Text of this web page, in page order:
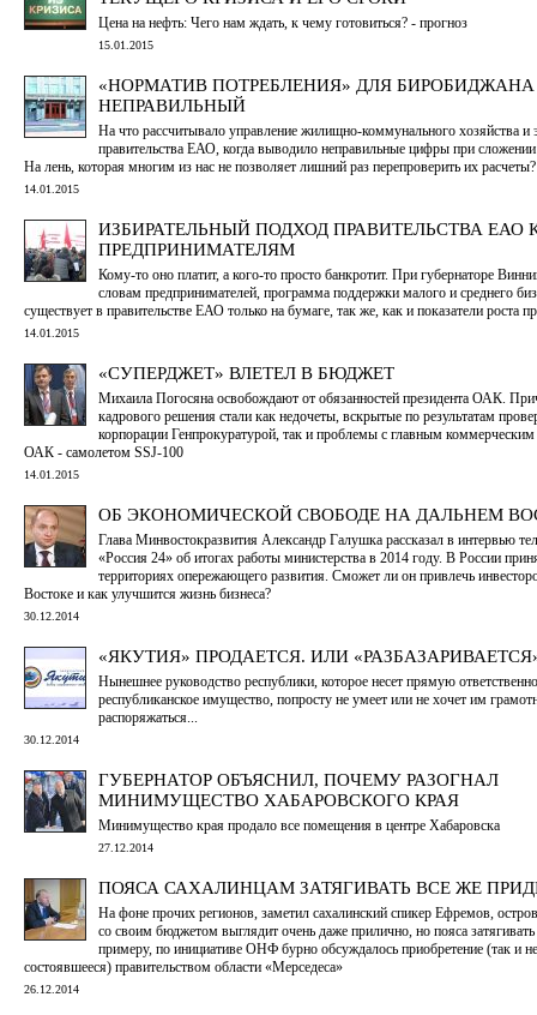
Цена на нефть: Чего нам ждать, к чему готовиться? - прогноз
15.01.2015
«НОРМАТИВ ПОТРЕБЛЕНИЯ» ДЛЯ БИРОБИДЖАНА
НЕПРАВИЛЬНЫЙ
На что рассчитывало управление жилищно-коммунального хозяйства и
правительства ЕАО, когда выводило неправильные цифры при сложении
На лень, которая многим из нас не позволяет лишний раз перепроверить их расчеты?
14.01.2015
ИЗБИРАТЕЛЬНЫЙ ПОДХОД ПРАВИТЕЛЬСТВА ЕАО
ПРЕДПРИНИМАТЕЛЯМ
Кому-то оно платит, а кого-то просто банкротит. При губернаторе
словам предпринимателей, программа поддержки малого и среднего
существует в правительстве ЕАО только на бумаге, так же, как и показатели роста
14.01.2015
«СУПЕРДЖЕТ» ВЛЕТЕЛ В БЮДЖЕТ
Михаила Погосяна освобождают от обязанностей президента ОАК.
кадрового решения стали как недочеты, вскрытые по результатам
корпорации Генпрокуратурой, так и проблемы с главным
ОАК - самолетом SSJ-100
14.01.2015
ОБ ЭКОНОМИЧЕСКОЙ СВОБОДЕ НА ДАЛЬНЕМ
Глава Минвостокразвития Александр Галушка рассказал в интервью
«Россия 24» об итогах работы министерства в 2014 году. В России
территориях опережающего развития. Сможет ли он привлечь
Востоке и как улучшится жизнь бизнеса?
30.12.2014
«ЯКУТИЯ» ПРОДАЕТСЯ. ИЛИ
Нынешнее руководство республики, которое несет прямую
республиканское имущество, попросту не умеет или не хочет им
распоряжаться...
30.12.2014
ГУБЕРНАТОР ОБЪЯСНИЛ, ПОЧЕМУ РАЗОГНАЛ
МИНИМУЩЕСТВО ХАБАРОВСКОГО КРАЯ
Минимущество края продало все помещения в центре Хабаровска
27.12.2014
ПОЯСА САХАЛИНЦАМ ЗАТЯГИВАТЬ ВСЕ ЖЕ
На фоне прочих регионов, заметил сахалинский спикер Ефремов,
со своим бюджетом выглядит очень даже прилично, но пояса
примеру, по инициативе ОНФ бурно обсуждалось приобретение (так и не
состоявшееся) правительством области «Мерседеса»
26.12.2014